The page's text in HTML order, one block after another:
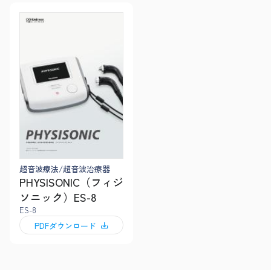
超音波療法/超音波治療器
PHYSISONIC（フィジ
ソニック）ES-8
ES-8
PDFダウンロード